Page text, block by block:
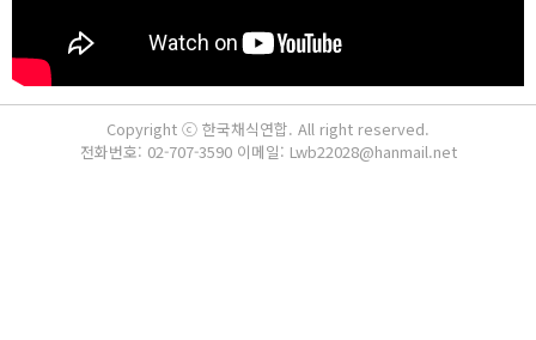
Copyright ⓒ 한국채식연합. All right reserved.
전화번호: 02-707-3590 이메일: Lwb22028@hanmail.net